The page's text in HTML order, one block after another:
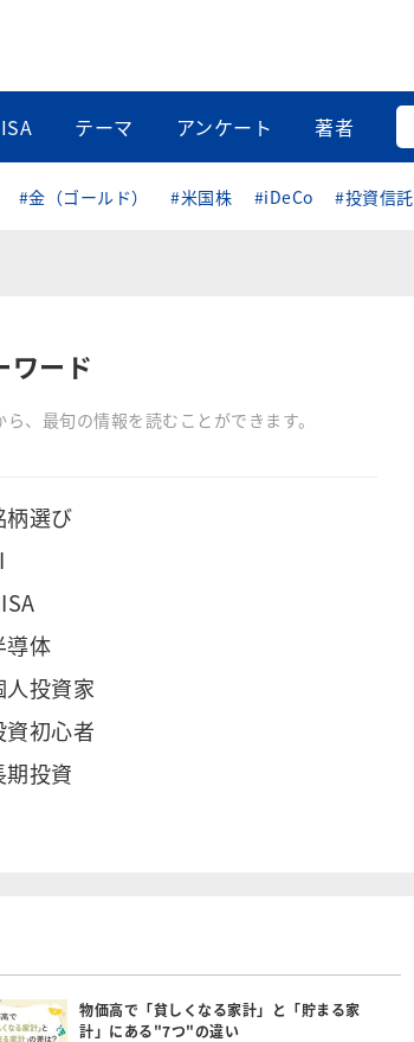
テーマ アンケート 著者
#金（ゴールド） #米国株 #iDeCo #投資信託
ワード
、最旬の情報を読むことができます。
柄選び
導体
人投資家
資初心者
期投資
物価高で「貧しくなる家計」と「貯まる家
計」にある"7つ"の違い